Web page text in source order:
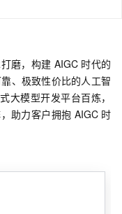
磨，构建 AIGC 时代的
、极致性价比的人工智
大模型开发平台百炼，
助力客户拥抱 AIGC 时